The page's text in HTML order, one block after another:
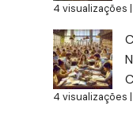
4 visualizações
4 visualizações